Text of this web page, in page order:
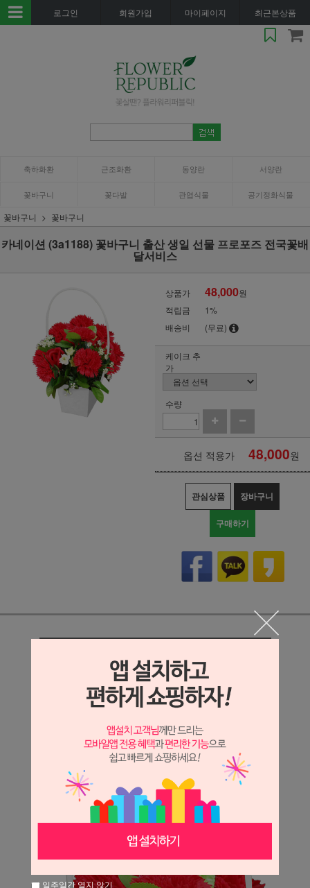
로그인 회원가입 마이페이지 최근본상품
축하화환 근조화환 동양란 서양란
꽃바구니 꽃다발 관엽식물 공기정화식물
꽃바구니 꽃바구니
카네이션 (3a1188) 꽃바구니 출산 생일 선물 프로포즈 전국꽃배
달서비스
상품가 48,000원
적립금
1%
배송비
(무료)
케이크 추
가
수량
옵션 적용가 48,000원
관심상품 장바구니
구매하기
상세 정보를 확대해 보실 수 있습니다.
일주일간 열지 않기